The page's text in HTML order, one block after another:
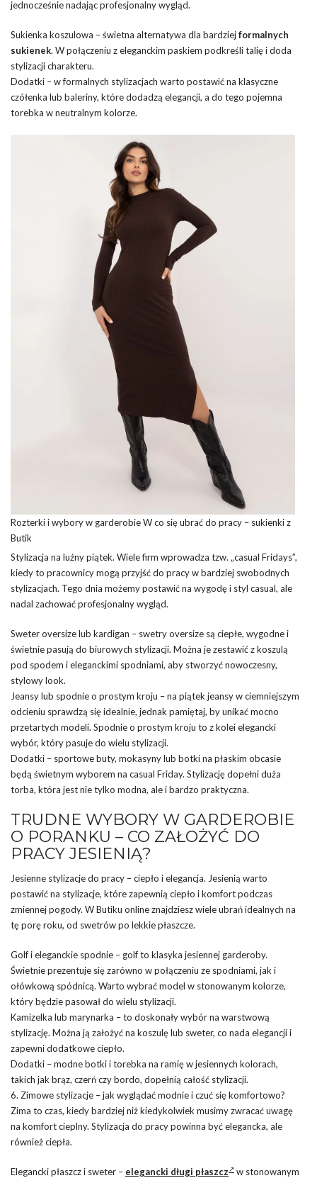
jednocześnie nadając profesjonalny wygląd.
Sukienka koszulowa – świetna alternatywa dla bardziejformalnych
sukienek. W połączeniu z eleganckim paskiem podkreśli talię i doda
stylizacji charakteru.
Dodatki – w formalnych stylizacjach warto postawić na klasyczne
czółenka lub baleriny, które dodadzą elegancji, a do tego pojemna
torebka w neutralnym kolorze.
Rozterki i wybory w garderobie W co się ubrać do pracy – sukienki z
Butik
Stylizacja na luźny piątek. Wiele firm wprowadza tzw. „casual Fridays”,
kiedy to pracownicy mogą przyjść do pracy w bardziej swobodnych
stylizacjach. Tego dnia możemy postawić na wygodę i styl casual, ale
nadal zachować profesjonalny wygląd.
Sweter oversize lub kardigan – swetry oversize są ciepłe, wygodne i
świetnie pasują do biurowych stylizacji. Można je zestawić z koszulą
pod spodem i eleganckimi spodniami, aby stworzyć nowoczesny,
stylowy look.
Jeansy lub spodnie o prostym kroju – na piątek jeansy w ciemniejszym
odcieniu sprawdzą się idealnie, jednak pamiętaj, by unikać mocno
przetartych modeli. Spodnie o prostym kroju to z kolei elegancki
wybór, który pasuje do wielu stylizacji.
Dodatki – sportowe buty, mokasyny lub botki na płaskim obcasie
będą świetnym wyborem na casual Friday. Stylizację dopełni duża
torba, która jest nie tylko modna, ale i bardzo praktyczna.
TRUDNE WYBORY W GARDEROBIE
O PORANKU – CO ZAŁOŻYĆ DO
PRACY JESIENIĄ?
Jesienne stylizacje do pracy – ciepło i elegancja. Jesienią warto
postawić na stylizacje, które zapewnią ciepło i komfort podczas
zmiennej pogody. W Butiku online znajdziesz wiele ubrań idealnych na
tę porę roku, od swetrów po lekkie płaszcze.
Golf i eleganckie spodnie – golf to klasyka jesiennej garderoby.
Świetnie prezentuje się zarówno w połączeniu ze spodniami, jak i
ołówkową spódnicą. Warto wybrać model w stonowanym kolorze,
który będzie pasował do wielu stylizacji.
Kamizelka lub marynarka – to doskonały wybór na warstwową
stylizację. Można ją założyć na koszulę lub sweter, co nada elegancji i
zapewni dodatkowe ciepło.
Dodatki – modne botki i torebka na ramię w jesiennych kolorach,
takich jak brąz, czerń czy bordo, dopełnią całość stylizacji.
6. Zimowe stylizacje – jak wyglądać modnie i czuć się komfortowo?
Zima to czas, kiedy bardziej niż kiedykolwiek musimy zwracać uwagę
na komfort cieplny. Stylizacja do pracy powinna być elegancka, ale
również ciepła.
Elegancki płaszcz i sweter – elegancki długi płaszcz
w stonowanym